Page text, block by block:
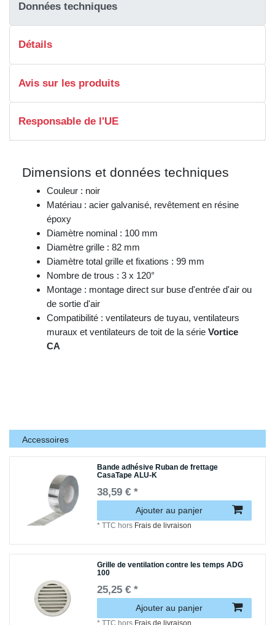
Données techniques
Détails
Avis sur les produits
Responsable de l'UE
Dimensions et données techniques
Couleur : noir
Matériau : acier galvanisé, revêtement en résine
époxy
Diamètre nominal : 100 mm
Diamètre grille : 82 mm
Diamètre total grille et fixations : 99 mm
Nombre de trous : 3 x 120°
Montage : montage direct sur buse d'entrée d'air ou
de sortie d'air
Compatibilité : ventilateurs de tuyau, ventilateurs
muraux et ventilateurs de toit de la série Vortice
CA
Accessoires
Bande adhésive Ruban de frettage
CasaTape ALU-K
38,59 € *
Ajouter au panjer
*TTC hors Frais de livraison
Grille de ventilation contre les temps ADG
100
25,25 € *
Ajouter au panjer